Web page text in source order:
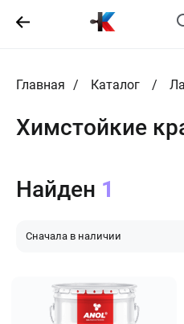
Главная Каталог
Химстойкие
Сначала в наличии
Найден 1